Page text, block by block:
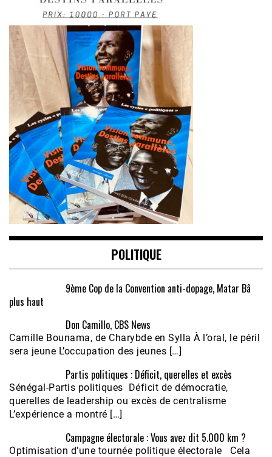
POLITIQUE
9ème Cop de la Convention anti-dopage, Matar Bâ
plus haut
Don Camillo, CBS News
Camille Bounama, de Charybde en Sylla À l’oral, le péril
sera jeune L’occupation des jeunes […]
Partis politiques : Déficit, querelles et excès
Sénégal-Partis politiques Déficit de démocratie,
querelles de leadership ou excès de centralisme
L’expérience a montré […]
Campagne électorale : Vous avez dit 5.000 km ?
Optimisation d’une tournée politique électorale Cela